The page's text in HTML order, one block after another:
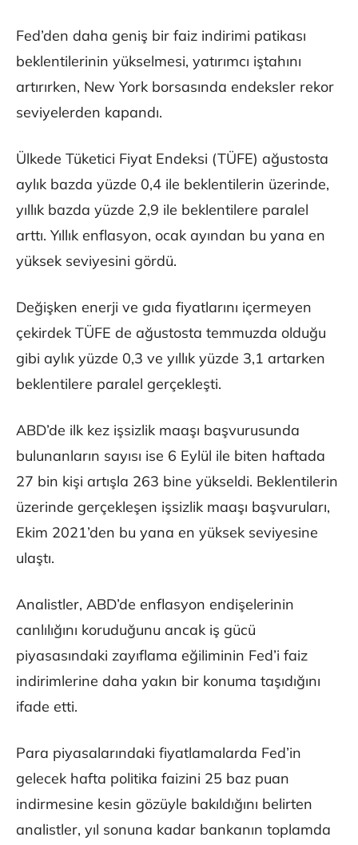
Fed’den daha geniş bir faiz indirimi patikası
beklentilerinin yükselmesi, yatırımcı iştahını
artırırken, New York borsasında endeksler rekor
seviyelerden kapandı.
Ülkede Tüketici Fiyat Endeksi (TÜFE) ağustosta
aylık bazda yüzde 0,4 ile beklentilerin üzerinde,
yıllık bazda yüzde 2,9 ile beklentilere paralel
arttı. Yıllık enflasyon, ocak ayından bu yana en
yüksek seviyesini gördü.
Değişken enerji ve gıda fiyatlarını içermeyen
çekirdek TÜFE de ağustosta temmuzda olduğu
gibi aylık yüzde 0,3 ve yıllık yüzde 3,1 artarken
beklentilere paralel gerçekleşti.
ABD’de ilk kez işsizlik maaşı başvurusunda
bulunanların sayısı ise 6 Eylül ile biten haftada
27 bin kişi artışla 263 bine yükseldi. Beklentilerin
üzerinde gerçekleşen işsizlik maaşı başvuruları,
Ekim 2021’den bu yana en yüksek seviyesine
ulaştı.
Analistler, ABD’de enflasyon endişelerinin
canlılığını koruduğunu ancak iş gücü
piyasasındaki zayıflama eğiliminin Fed’i faiz
indirimlerine daha yakın bir konuma taşıdığını
ifade etti.
Para piyasalarındaki fiyatlamalarda Fed’in
gelecek hafta politika faizini 25 baz puan
indirmesine kesin gözüyle bakıldığını belirten
analistler, yıl sonuna kadar bankanın toplamda